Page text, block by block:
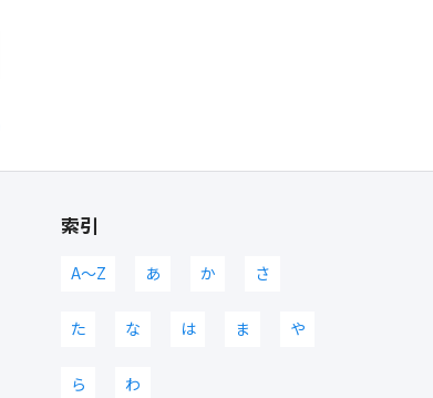
索引
A〜Z あ か さ
た な は ま や
ら わ